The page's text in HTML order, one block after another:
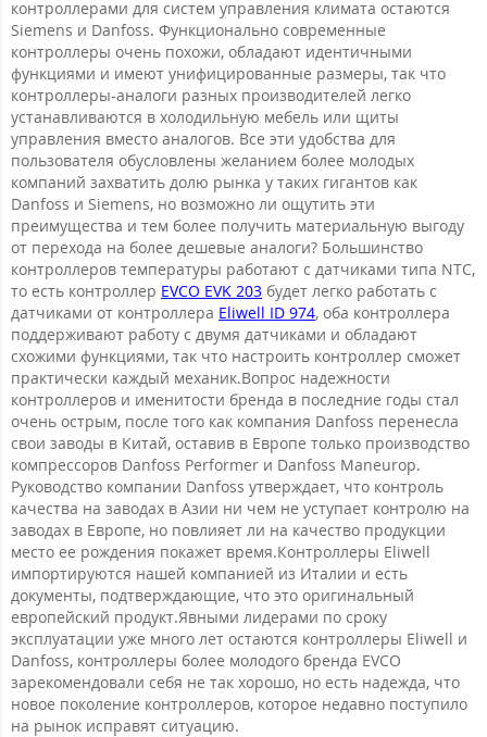
контроллерами для систем управления климата остаются
Siemens и Danfoss. Функционально современные
контроллеры очень похожи, обладают идентичными
функциями и имеют унифицированные размеры, так что
контроллеры-аналоги разных производителей легко
устанавливаются в холодильную мебель или щиты
управления вместо аналогов. Все эти удобства для
пользователя обусловлены желанием более молодых
компаний захватить долю рынка у таких гигантов как
Danfoss и Siemens, но возможно ли ощутить эти
преимущества и тем более получить материальную выгоду
от перехода на более дешевые аналоги? Большинство
контроллеров температуры работают с датчиками типа NTC,
то есть контроллер EVCO EVK 203 будет легко работать с
датчиками от контроллера Eliwell ID 974, оба контроллера
поддерживают работу с двумя датчиками и обладают
схожими функциями, так что настроить контроллер сможет
практически каждый механик.Вопрос надежности
контроллеров и именитости бренда в последние годы стал
очень острым, после того как компания Danfoss перенесла
свои заводы в Китай, оставив в Европе только производство
компрессоров Danfoss Performer и Danfoss Maneurop.
Руководство компании Danfoss утверждает, что контроль
качества на заводах в Азии ни чем не уступает контролю на
заводах в Европе, но повлияет ли на качество продукции
место ее рождения покажет время.Контроллеры Eliwell
импортируются нашей компанией из Италии и есть
документы, подтверждающие, что это оригинальный
европейский продукт.Явными лидерами по сроку
эксплуатации уже много лет остаются контроллеры Eliwell и
Danfoss, контроллеры более молодого бренда EVCO
зарекомендовали себя не так хорошо, но есть надежда, что
новое поколение контроллеров, которое недавно поступило
на рынок исправят ситуацию.